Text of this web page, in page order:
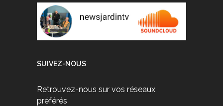
SUIVEZ-NOUS
Retrouvez-nous sur vos réseaux
préférés